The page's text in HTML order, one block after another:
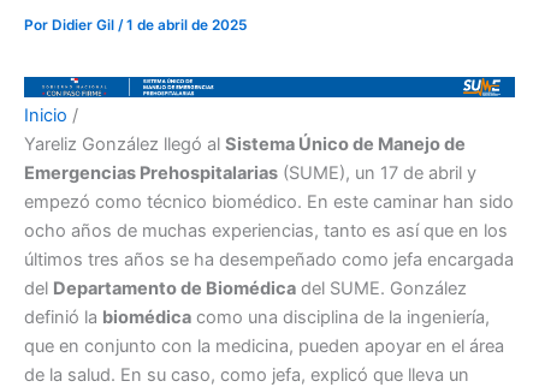
Por Didier Gil /1 de abril de 2025
Inicio /
Yareliz González llegó al Sistema Único de Manejo de
Emergencias Prehospitalarias (SUME), un 17 de abril y
empezó como técnico biomédico. En este caminar han sido
ocho años de muchas experiencias, tanto es así que en los
últimos tres años se ha desempeñado como jefa encargada
del Departamento de Biomédica del SUME. González
definió la biomédica como una disciplina de la ingeniería,
que en conjunto con la medicina, pueden apoyar en el área
de la salud. En su caso, como jefa, explicó que lleva un